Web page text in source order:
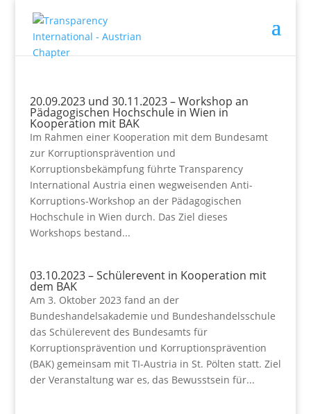
20.09.2023 und 30.11.2023 – Workshop an
Pädagogischen Hochschule in Wien in
Kooperation mit BAK
Im Rahmen einer Kooperation mit dem Bundesamt
zur Korruptionsprävention und
Korruptionsbekämpfung führte Transparency
International Austria einen wegweisenden Anti-
Korruptions-Workshop an der Pädagogischen
Hochschule in Wien durch. Das Ziel dieses
Workshops bestand...
03.10.2023 – Schülerevent in Kooperation mit
dem BAK
Am 3. Oktober 2023 fand an der
Bundeshandelsakademie und Bundeshandelsschule
das Schülerevent des Bundesamts für
Korruptionsprävention und Korruptionsprävention
(BAK) gemeinsam mit TI-Austria in St. Pölten statt. Ziel
der Veranstaltung war es, das Bewusstsein für...